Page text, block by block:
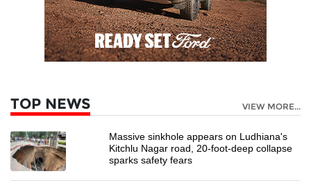
TOP NEWS VIEW MORE...
Massive sinkhole appears on Ludhiana's
Kitchlu Nagar road, 20-foot-deep collapse
sparks safety fears